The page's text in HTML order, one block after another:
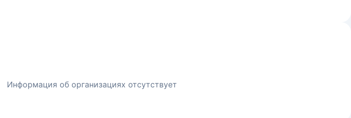
Информация об организациях отсутствует